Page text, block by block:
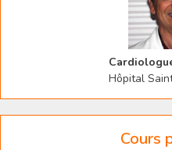
Hôpital
Cours